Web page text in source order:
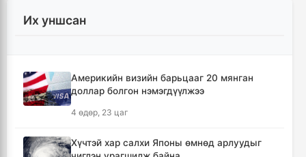
Ихэнх нутгаар солигдмол үүлтэй
🔴ЦЕГ: Орон сууцны залилангийн хэргээр
2,918 иргэн 53.3 тэрбум төгрөгөөр хохирчээ
18 цаг, 39 минут
🔴УБЕГ: Баригдаж дуусаагүй барилгууд
Их уншсан
Америкийн визийн барьцааг 20 мянган
доллар болгон нэмэгдүүлжээ
4 өдөр, 23 цаг
Хүчтэй хар салхи Японы өмнөд арлуудыг